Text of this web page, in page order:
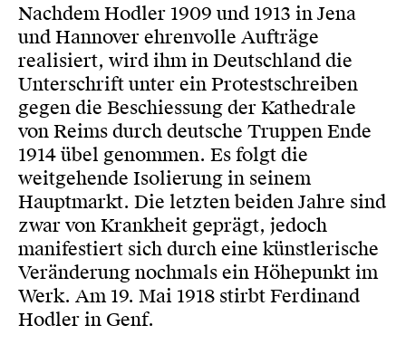
Nachdem Hodler 1909 und 1913 in Jena
und Hannover ehrenvolle Aufträge
realisiert, wird ihm in Deutschland die
Unterschrift unter ein Protestschreiben
gegen die Beschiessung der Kathedrale
von Reims durch deutsche Truppen Ende
1914 übel genommen. Es folgt die
weitgehende Isolierung in seinem
Hauptmarkt. Die letzten beiden Jahre sind
zwar von Krankheit geprägt, jedoch
manifestiert sich durch eine künstlerische
Veränderung nochmals ein Höhepunkt im
Werk. Am 19. Mai 1918 stirbt Ferdinand
Hodler in Genf.